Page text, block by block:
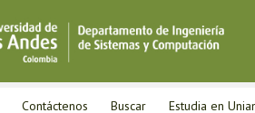
Contáctenos Buscar Estudia en